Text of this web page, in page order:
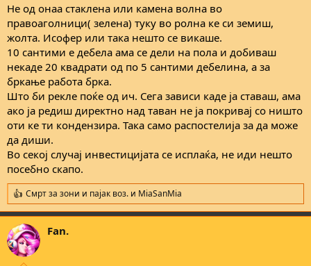
Не од онаа стаклена или камена волна во
правоаголници( зелена) туку во ролна ке си земиш,
жолта. Исофер или така нешто се викаше.
10 сантими е дебела ама се дели на пола и добиваш
некаде 20 квадрати од по 5 сантими дебелина, а за
бркање работа брка.
Што би рекле поќе од ич. Сега зависи каде ја ставаш, ама
ако ја редиш директно над таван не ја покривај со ништо
оти ке ти кондензира. Така само распостелија за да може
да диши.
Во секој случај инвестицијата се исплаќа, не иди нешто
посебно скапо.
R
e
a
c
t
i
Смрт за зони и пајак воз. и MiaSanMia
Fan.